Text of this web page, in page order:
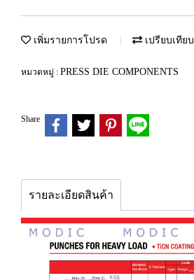
เพิ่มรายการโปรด เปรียบเทียบ
หมวดหมู่ : PRESS DIE COMPONENTS
Share
รายละเอียดสินค้า